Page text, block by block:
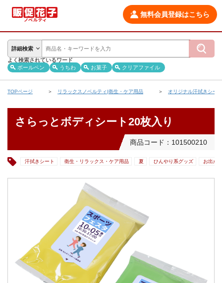
無料会員登録はこちら
詳細検索
よく検索されているワード
ボールペン
うちわ お菓子 クリアファイル
TOPページ リラックスノベルティ|衛生・ケア用品 オリジナル汗拭きシー
さらっとボディシート20枚入り
商品コード：101500210
汗拭きシート 衛生・リラックス・ケア用品 夏 ひんやり系グッズ お出か